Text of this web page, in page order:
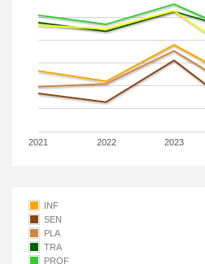
2021 2022 2023
INF
SEN
PLA
TRA
PROF